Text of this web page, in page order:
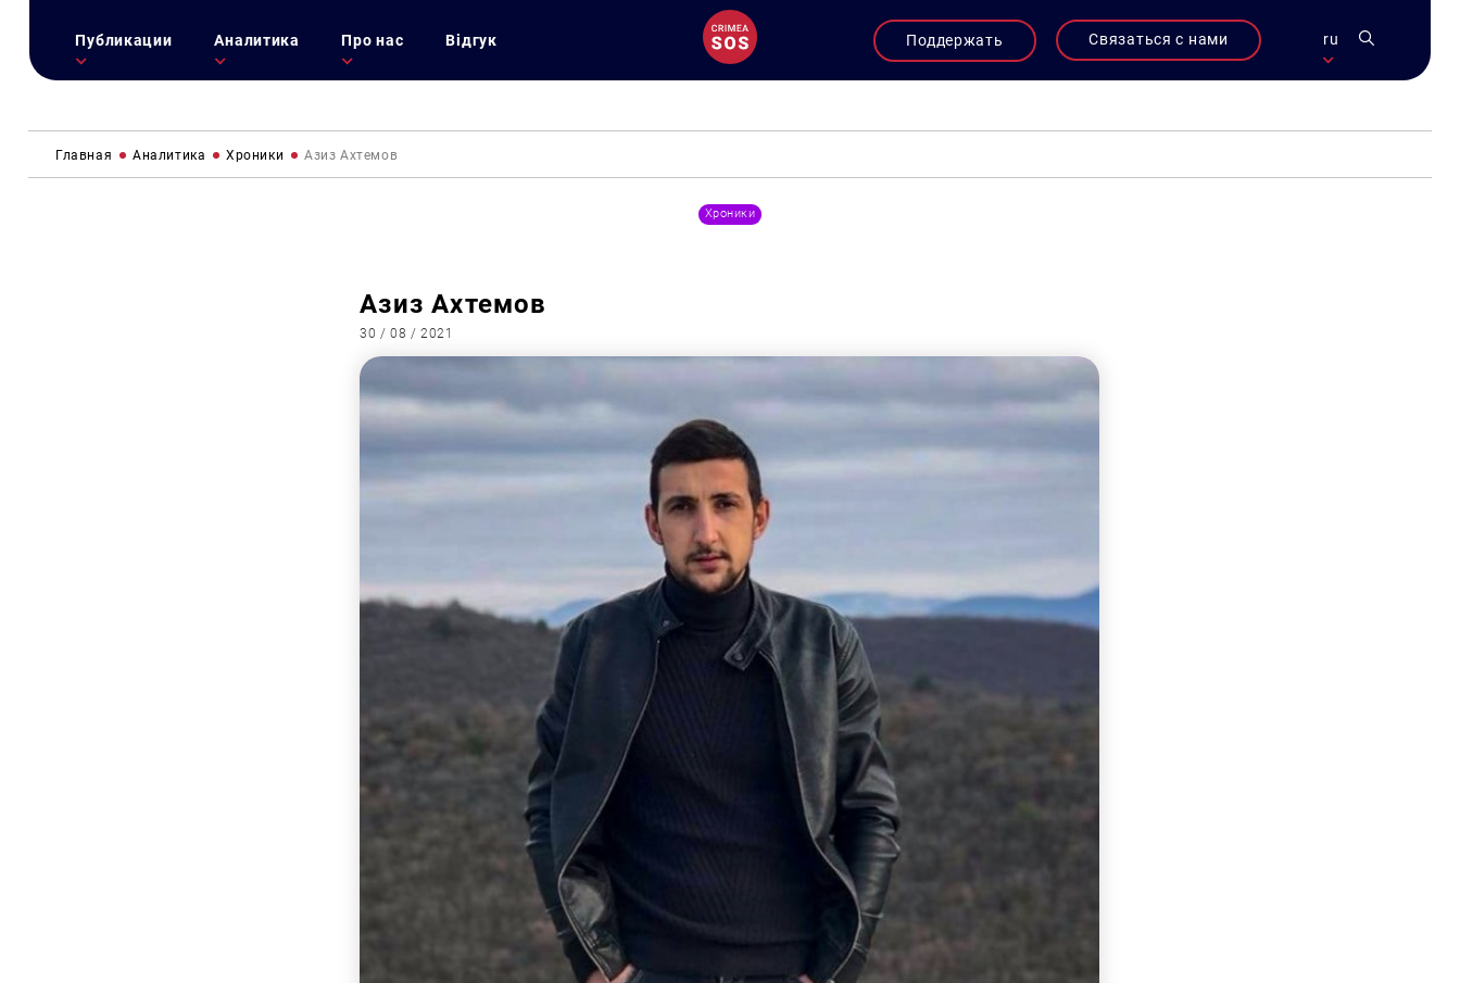
Публикации Аналитика Про нас Відгук Поддержать Связаться с нами ru
Главная Аналитика Хроники Азиз Ахтемов
Хроники
Азиз Ахтемов
30 / 08 / 2021